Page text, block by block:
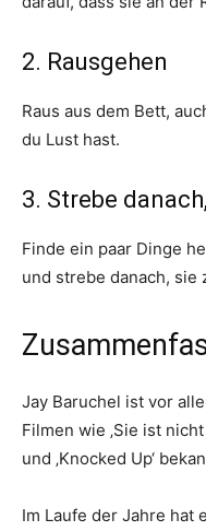
2. Rausgehen
Raus aus dem Bett,
du Lust hast.
3. Strebe
Finde ein paar Dinge
und strebe danach, sie
Jay Baruchel ist vor
Filmen wie ‚Sie ist nicht
und ‚Knocked Up‘
Im Laufe der Jahre hat